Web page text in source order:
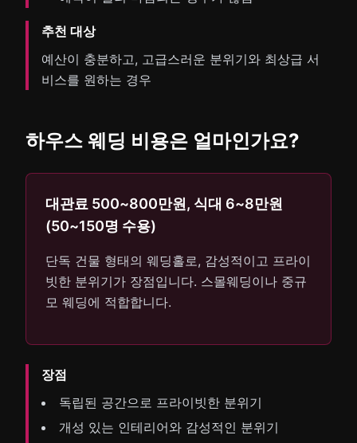
추천 대상
예산이 충분하고, 고급스러운 분위기와 최상급 서
비스를 원하는 경우
하우스 웨딩 비용은 얼마인가요?
대관료 500~800만원, 식대 6~8만원
(50~150명 수용)
단독 건물 형태의 웨딩홀로, 감성적이고 프라이
빗한 분위기가 장점입니다. 스몰웨딩이나 중규
모 웨딩에 적합합니다.
장점
독립된 공간으로 프라이빗한 분위기
개성 있는 인테리어와 감성적인 분위기